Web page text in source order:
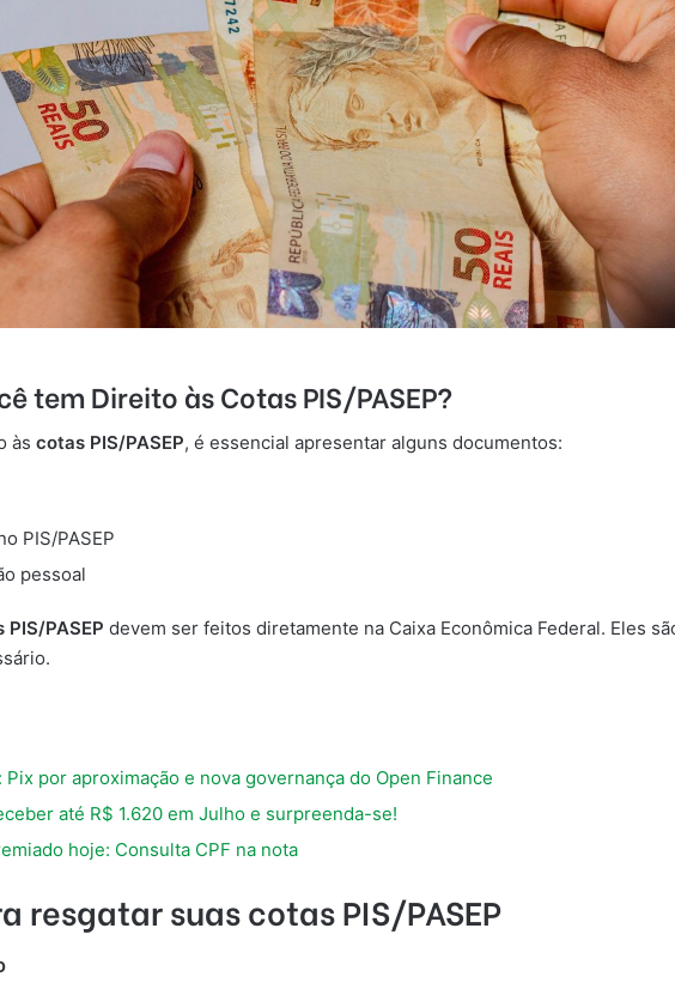
tem Direito às Cotas PIS/PASEP?
às cotas PIS/PASEP, é essencial apresentar alguns documentos:
PIS/PASEP
pessoal
PIS/PASEP devem ser feitos diretamente na Caixa Econômica Federal. Eles
por aproximação e nova governança do Open Finance
até R$ 1.620 em Julho e surpreenda-se!
hoje: Consulta CPF na nota
resgatar suas cotas PIS/PASEP